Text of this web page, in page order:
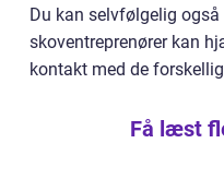
Du kan selvfølgelig
skoventreprenører kan
kontakt med de
Få læst